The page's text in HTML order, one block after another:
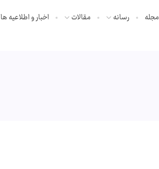
مجله رسانه مقالات اخبار و اطلاعیه ها